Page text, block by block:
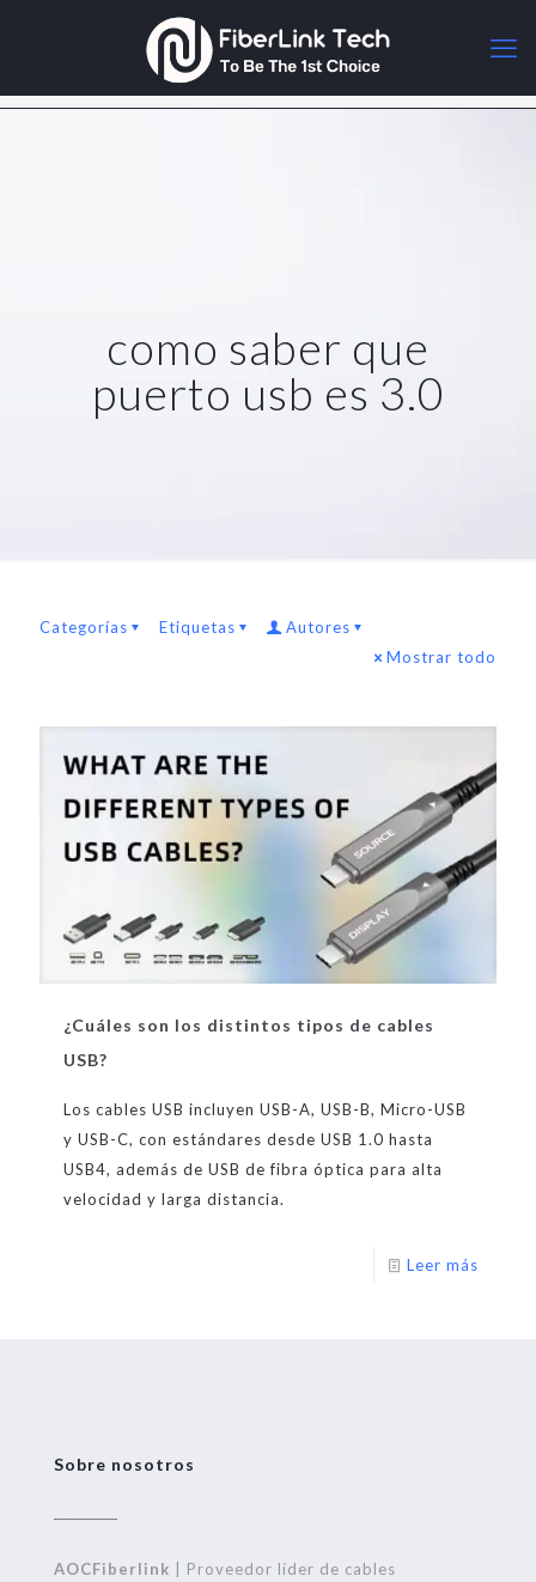
como saber que
puerto usb es 3.0
Categorías Etiquetas
Autores
Mostrar todo
¿Cuáles son los distintos tipos de cables
USB?
Los cables USB incluyen USB-A, USB-B, Micro-USB
y USB-C, con estándares desde USB 1.0 hasta
USB4, además de USB de fibra óptica para alta
velocidad y larga distancia.
Leer más
Sobre nosotros
AOCFiberlink | Proveedor líder de cables